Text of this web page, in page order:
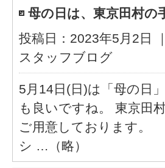
母の日は、東京田村の
投稿日：2023年5月2日
スタッフブログ
5月14日(日)は「母の日
も良いですね。 東京田
ご用意しております。
シ …（略）